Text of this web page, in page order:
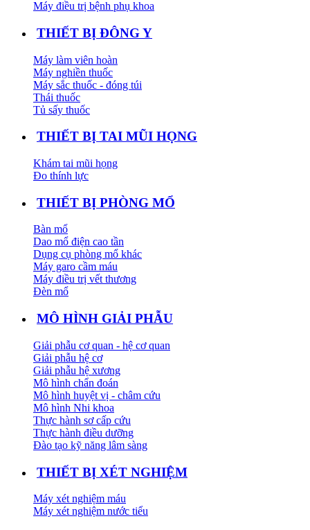
Máy điều trị bệnh phụ khoa
THIẾT BỊ ĐÔNG Y
Máy làm viên hoàn
Máy nghiền thuốc
Máy sắc thuốc - đóng túi
Thái thuốc
Tủ sấy thuốc
THIẾT BỊ TAI MŨI HỌNG
Khám tai mũi họng
Đo thính lực
THIẾT BỊ PHÒNG MỔ
Bàn mổ
Dao mổ điện cao tần
Dụng cụ phòng mổ khác
Máy garo cầm máu
Máy điều trị vết thương
Đèn mổ
MÔ HÌNH GIẢI PHẪU
Giải phẫu cơ quan - hệ cơ quan
Giải phẫu hệ cơ
Giải phẫu hệ xương
Mô hình chẩn đoán
Mô hình huyệt vị - châm cứu
Mô hình Nhi khoa
Thực hành sơ cấp cứu
Thực hành điều dưỡng
Đào tạo kỹ năng lâm sàng
THIẾT BỊ XÉT NGHIỆM
Máy xét nghiệm máu
Máy xét nghiệm nước tiểu